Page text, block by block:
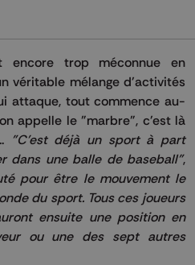
encore trop méconnue en
véritable mélange d'activités
attaque, tout commence au-
appelle le "marbre", c'est là
"C'est déjà un sport à part
dans une balle de baseball",
pour être le mouvement le
du sport. Tous ces joueurs
ensuite une position en
ou une des sept autres